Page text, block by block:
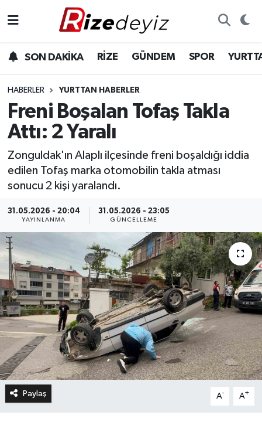
SON DAKİKA RİZE GÜNDEM SPOR
HABERLER YURTTAN HABERLER
Freni Boşalan Tofaş Takla
Attı: 2 Yaralı
Zonguldak'ın Alaplı ilçesinde freni boşaldığı iddia
edilen Tofaş marka otomobilin takla atması
sonucu 2 kişi yaralandı.
31.05.2026 - 20:04
YAYINLANMA
31.05.2026 - 23:05
GÜNCELLEME
Paylaş A- A+
Gündem
Yurttan Haberler
Ekonomi
Teknoloji
Rize Hava Durumu
Rize Trafik Yoğunluk Haritası
Süper Lig Puan Durumu ve Fikstür
Tüm Manşetler
Son Dakika Haberleri
Haber Arşivi